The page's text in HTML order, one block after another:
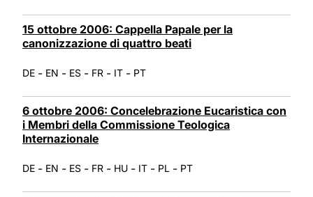
15 ottobre 2006: Cappella Papale per la
canonizzazione di quattro beati
DE - EN - ES - FR - IT - PT
6 ottobre 2006: Concelebrazione Eucaristica con
i Membri della Commissione Teologica
Internazionale
DE - EN - ES - FR - HU - IT - PL - PT